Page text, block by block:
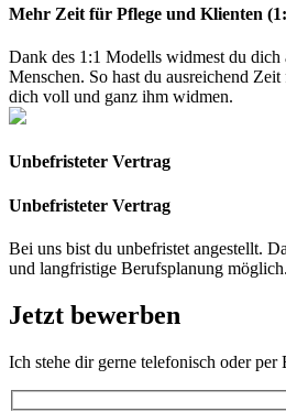
Mehr Zeit für Pflege und Klienten
Dank des 1:1 Modells widmest du dich
Menschen. So hast du ausreichend
dich voll und ganz ihm widmen.
Unbefristeter Vertrag
Unbefristeter Vertrag
Bei uns bist du unbefristet angestellt.
und langfristige Berufsplanung möglich.
Jetzt bewerben
Ich stehe dir gerne telefonisch oder